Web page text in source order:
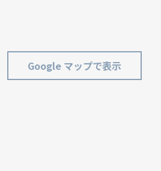
Google マップで表示